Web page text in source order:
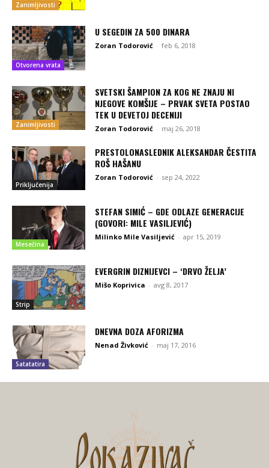
Zanimljivosti
Otvorena vrata
U SEGEDIN ZA 500 DINARA
Zoran Todorović - feb 6, 2018
Zanimljivosti
SVETSKI ŠAMPION ZA KOG NE ZNAJU NI
NJEGOVE KOMŠIJE – PRVAK SVETA POSTAO
TEK U DEVETOJ DECENIJI
Zoran Todorović - maj 26, 2018
Priključenija
PRESTOLONASLEDNIK ALEKSANDAR ČESTITA
ROŠ HAŠANU
Zoran Todorović - sep 24, 2022
Mesečina
STEFAN SIMIĆ – GDE ODLAZE GENERACIJE
(GOVORI: MILE VASILJEVIĆ)
Milinko Mile Vasiljević - apr 15, 2019
Strip
EVERGRIN DIZNIJEVCI – ‘DRVO ŽELJA’
Mišo Koprivica - avg 8, 2017
Satatatira
DNEVNA DOZA AFORIZMA
Nenad Živković - maj 17, 2016